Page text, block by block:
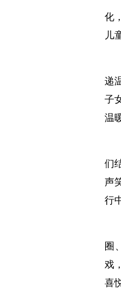
化
儿
递
子
温
们
声
行
圈
戏
喜